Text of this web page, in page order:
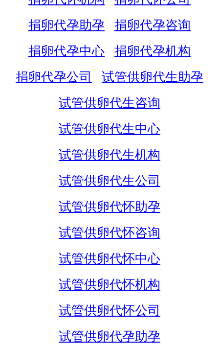
捐卵代孕助孕
捐卵代孕咨询
捐卵代孕中心
捐卵代孕机构
捐卵代孕公司
试管供卵代生助孕
试管供卵代生咨询
试管供卵代生中心
试管供卵代生机构
试管供卵代生公司
试管供卵代怀助孕
试管供卵代怀咨询
试管供卵代怀中心
试管供卵代怀机构
试管供卵代怀公司
试管供卵代孕助孕